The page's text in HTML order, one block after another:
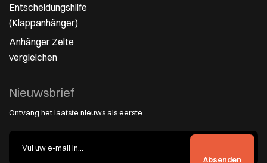
Entscheidungshilfe
(Klappanhänger)
Anhänger Zelte
vergleichen
Nieuwsbrief
Ontvang het laatste nieuws als eerste.